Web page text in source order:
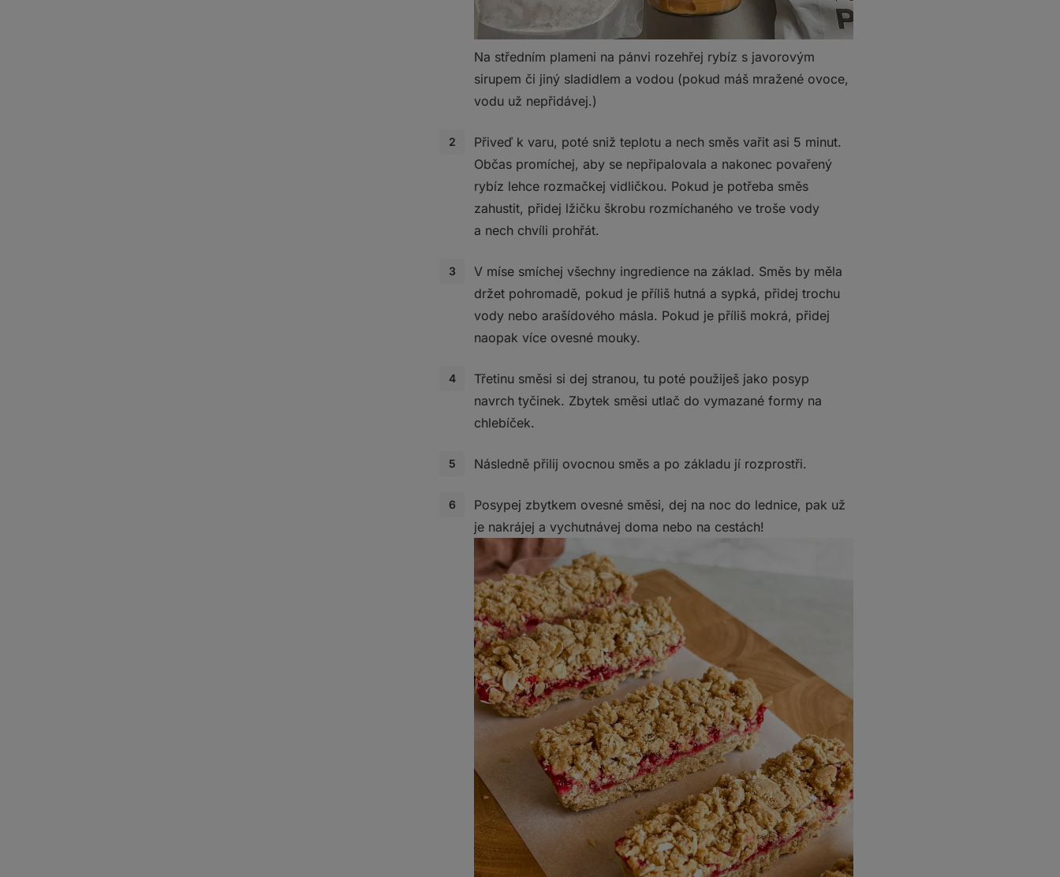
Na středním plameni na pánvi rozehřej rybíz s javorovým
sirupem či jiný sladidlem a vodou (pokud máš mražené ovoce,
vodu už nepřidávej.)
Přiveď k varu, poté sniž teplotu a nech směs vařit asi 5 minut.
Občas promíchej, aby se nepřipalovala a nakonec povařený
rybíz lehce rozmačkej vidličkou. Pokud je potřeba směs
zahustit, přidej lžičku škrobu rozmíchaného ve troše vody
a nech chvíli prohřát.
V míse smíchej všechny ingredience na základ. Směs by měla
držet pohromadě, pokud je příliš hutná a sypká, přidej trochu
vody nebo arašídového másla. Pokud je příliš mokrá, přidej
naopak více ovesné mouky.
Třetinu směsi si dej stranou, tu poté použiješ jako posyp
navrch tyčinek. Zbytek směsi utlač do vymazané formy na
chlebíček.
Následně přilij ovocnou směs a po základu jí rozprostři.
Posypej zbytkem ovesné směsi, dej na noc do lednice, pak už
je nakrájej a vychutnávej doma nebo na cestách!